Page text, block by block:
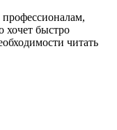
профессионалам,
хочет быстро
читать